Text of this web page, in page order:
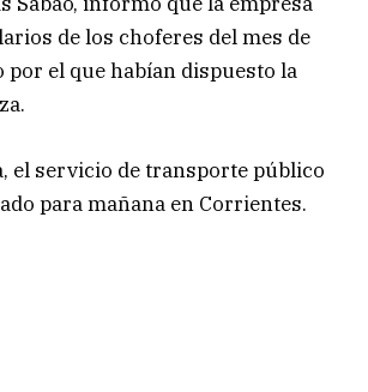
de los choferes del mes de
por el que habían dispuesto la
el servicio de transporte público
para mañana en Corrientes.